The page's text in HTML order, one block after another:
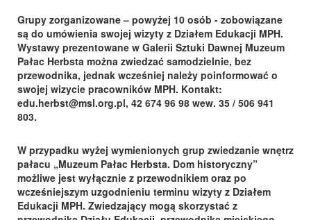
Grupy zorganizowane – powyżej 10 osób - zobowiązane
są do umówienia swojej wizyty z Działem Edukacji MPH.
Wystawy prezentowane w Galerii Sztuki Dawnej Muzeum
Pałac Herbsta można zwiedzać samodzielnie, bez
przewodnika, jednak wcześniej należy poinformować o
swojej wizycie pracowników MPH. Kontakt:
edu.herbst@msl.org.pl, 42 674 96 98 wew. 35 / 506 941
803.
W przypadku wyżej wymienionych grup zwiedzanie wnętrz
pałacu „Muzeum Pałac Herbsta. Dom historyczny”
możliwe jest wyłącznie z przewodnikiem oraz po
wcześniejszym uzgodnieniu terminu wizyty z Działem
Edukacji MPH. Zwiedzający mogą skorzystać z